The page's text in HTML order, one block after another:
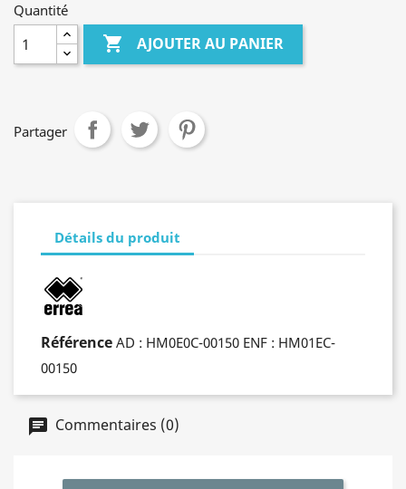
Quantité
 AJOUTER AU PANIER
Partager
Détails du produit
Référence AD : HM0E0C-00150 ENF : HM01EC-
00150
Commentaires (0)